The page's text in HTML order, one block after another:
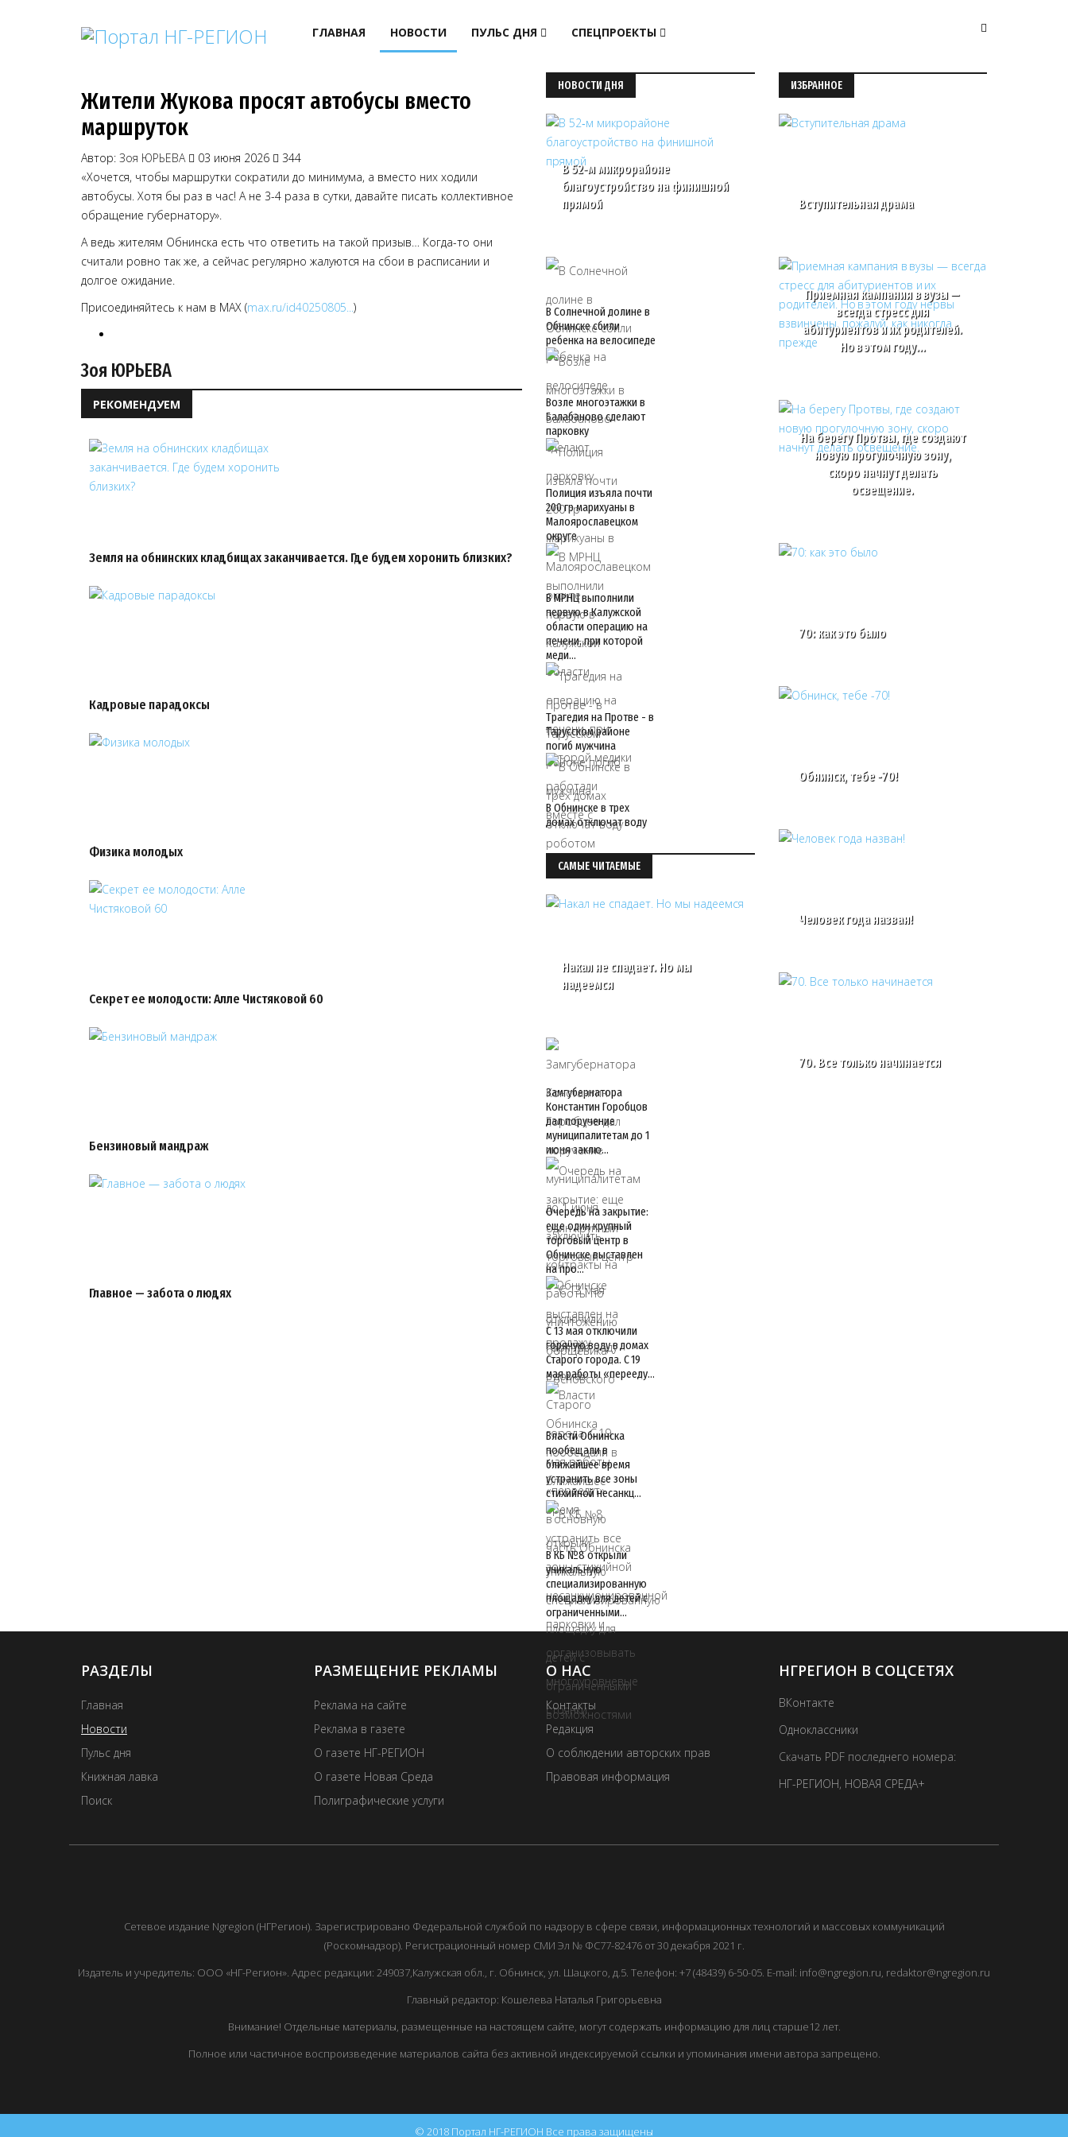
ГЛАВНАЯ НОВОСТИ ПУЛЬС ДНЯ СПЕЦПРОЕКТЫ
Жители Жукова просят автобусы вместо
маршруток
Автор: Зоя ЮРЬЕВА 03 июня 2026
344
«Хочется, чтобы маршрутки сократили до минимума, а вместо них ходили
автобусы. Хотя бы раз в час! А не 3-4 раза в сутки, давайте писать коллективное
обращение губернатору».
А ведь жителям Обнинска есть что ответить на такой призыв… Когда-то они
считали ровно так же, а сейчас регулярно жалуются на сбои в расписании и
долгое ожидание.
Присоединяйтесь к нам в MAX (max.ru/id40250805...)
Зоя ЮРЬЕВА
РЕКОМЕНДУЕМ
Земля на обнинских кладбищах заканчивается. Где будем хоронить близких?
Кадровые парадоксы
Физика молодых
Секрет ее молодости: Алле Чистяковой 60
Бензиновый мандраж
Главное — забота о людях
НОВОСТИ ДНЯ
В 52‑м микрорайоне
благоустройство на финишной
прямой
В Солнечной долине в
Обнинске сбили
ребенка на велосипеде
Возле многоэтажки в
Балабаново сделают
парковку
Полиция изъяла почти
200 гр марихуаны в
Малоярославецком
округе
В МРНЦ выполнили
первую в Калужской
области операцию на
печени, при которой
меди…
Трагедия на Протве - в
Тарусском районе
погиб мужчина
В Обнинске в трех
домах отключат воду
САМЫЕ ЧИТАЕМЫЕ
Накал не спадает. Но мы
надеемся
Замгубернатора
Константин Горобцов
дал поручение
муниципалитетам до 1
июня заклю…
Очередь на закрытие:
еще один крупный
торговый центр в
Обнинске выставлен
на про…
С 13 мая отключили
горячую воду в домах
Старого города. С 19
мая работы «перееду…
Власти Обнинска
пообещали в
ближайшее время
устранить все зоны
стихийной несанкц…
В КБ №8 открыли
уникальную
специализированную
площадку для детей с
ограниченными…
ИЗБРАННОЕ
Вступительная драма
Приемная кампания в вузы —
всегда стресс для
абитуриентов и их родителей.
Но в этом году…
На берегу Протвы, где создают
новую прогулочную зону,
скоро начнут делать
освещение.
70: как это было
Обнинск, тебе -70!
Человек года назван!
70. Все только начинается
РАЗДЕЛЫ
Главная
Новости
Пульс дня
Книжная лавка
Поиск
РАЗМЕЩЕНИЕ РЕКЛАМЫ
Реклама на сайте
Реклама в газете
О газете НГ-РЕГИОН
О газете Новая Среда
Полиграфические услуги
О НАС
Контакты
Редакция
О соблюдении авторских прав
Правовая информация
НГРЕГИОН В СОЦСЕТЯХ
ВКонтакте
Одноклассники
Скачать PDF последнего номера:
НГ-РЕГИОН, НОВАЯ СРЕДА+
Сетевое издание Ngregion (НГРегион). Зарегистрировано Федеральной службой по надзору в сфере связи, информационных технологий и массовых коммуникаций
(Роскомнадзор). Регистрационный номер СМИ Эл № ФС77-82476 от 30 декабря 2021 г.
Издатель и учредитель: ООО «НГ-Регион». Адрес редакции: 249037,Калужская обл., г. Обнинск, ул. Шацкого, д.5. Телефон: +7 (48439) 6-50-05. E-mail: info@ngregion.ru, redaktor@ngregion.ru
Главный редактор: Кошелева Наталья Григорьевна
Внимание! Отдельные материалы, размещенные на настоящем сайте, могут содержать информацию для лиц старше12 лет.
Полное или частичное воспроизведение материалов сайта без активной индексируемой ссылки и упоминания имени автора запрещено.
© 2018 Портал НГ-РЕГИОН Все права защищены